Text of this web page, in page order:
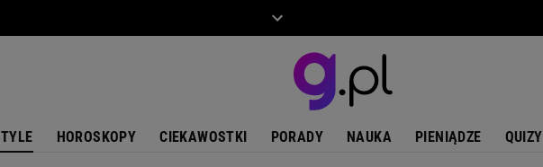
HOROSKOPY CIEKAWOSTKI PORADY NAUKA PIENIĄDZE QUIZY